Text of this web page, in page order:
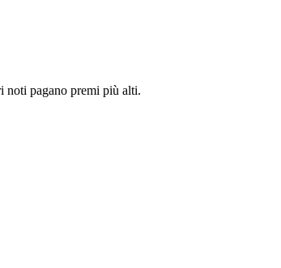
noti pagano premi più alti.